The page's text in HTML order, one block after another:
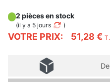
VOTRE PRIX: 51,28 €
2 pièces en stock
(il y a 5 jours )